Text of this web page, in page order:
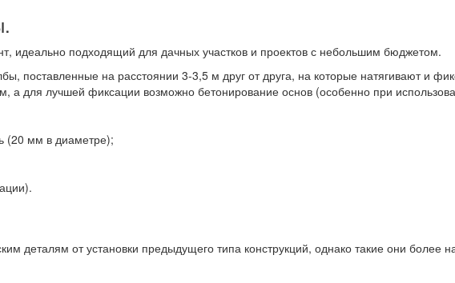
идеально подходящий для дачных участков и проектов с небольшим бюджетом.
поставленные на расстоянии 3-3,5 м друг от друга, на которые натягивают и
а для лучшей фиксации возможно бетонирование основ (особенно при
(20 мм в диаметре);
деталям от установки предыдущего типа конструкций, однако такие они более